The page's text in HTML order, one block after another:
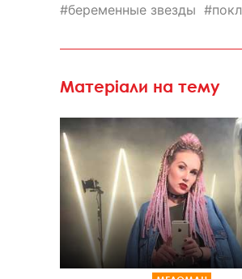
беременные звезды
Матеріали на тему